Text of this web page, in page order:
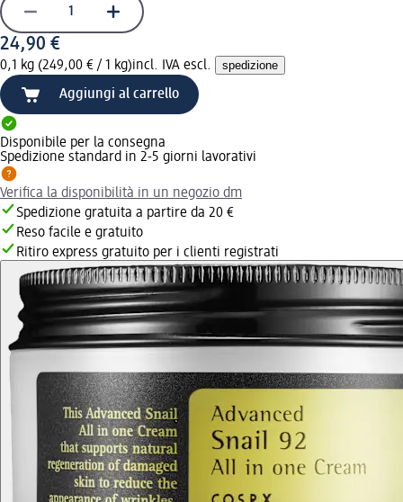
24,90 €
0,1 kg (249,00 € / 1 kg)incl. IVA escl. spedizione
Aggiungi al carrello
Disponibile per la consegna
Spedizione standard in 2-5 giorni lavorativi
Verifica la disponibilità in un negozio dm
Spedizione gratuita a partire da 20 €
Reso facile e gratuito
Ritiro express gratuito per i clienti registrati